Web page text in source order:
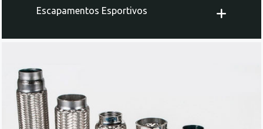
Escapamentos Esportivos